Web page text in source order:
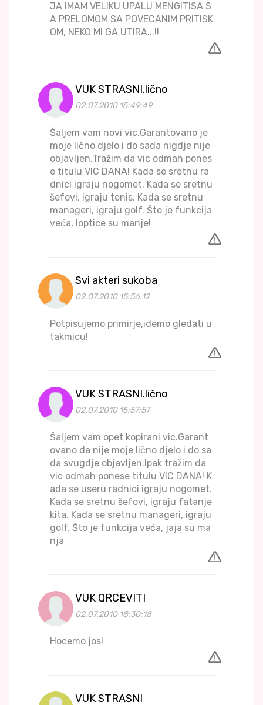
JA IMAM VELIKU UPALU MENGITISA S
A PRELOMOM SA POVECANIM PRITISK
OM, NEKO MI GA UTIRA...!!
VUK STRASNI.lično
02.07.2010 15:49:49
Šaljem vam novi vic.Garantovano je
moje lično djelo i do sada nigdje nije
objavljen.Tražim da vic odmah pones
e titulu VIC DANA! Kada se sretnu ra
dnici igraju nogomet. Kada se sretnu
šefovi, igraju tenis. Kada se sretnu
manageri, igraju golf. Što je funkcija
veća, loptice su manje!
Svi akteri sukoba
02.07.2010 15:56:12
Potpisujemo primirje,idemo gledati u
takmicu!
VUK STRASNI.lično
02.07.2010 15:57:57
Šaljem vam opet kopirani vic.Garant
ovano da nije moje lično djelo i do sa
da svugdje objavljen.Ipak tražim da
vic odmah ponese titulu VIC DANA! K
ada se useru radnici igraju nogomet.
Kada se sretnu šefovi, igraju fatanje
kita. Kada se sretnu manageri, igraju
golf. Što je funkcija veća, jaja su ma
nja
VUK QRCEVITI
02.07.2010 18:30:18
Hocemo jos!
VUK STRASNI